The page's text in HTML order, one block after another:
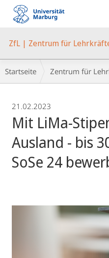
Mobile-
Navigation
ZfL | Zentrum für
Breadcrumb-
Navigation
Startseite Zentrum für
21.02.2023
Mit LiMa-
Ausland - bis
SoSe 24